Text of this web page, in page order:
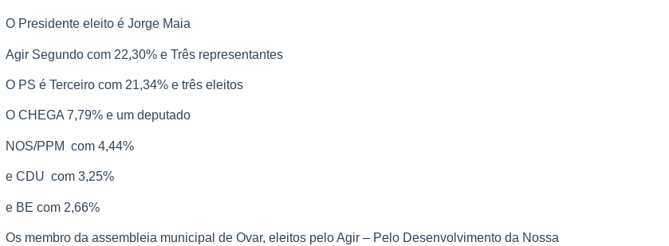
O Presidente eleito é Jorge Maia
Agir Segundo com 22,30% e Três representantes
O PS é Terceiro com 21,34% e três eleitos
O CHEGA 7,79% e um deputado
NOS/PPM com 4,44%
e CDU com 3,25%
e BE com 2,66%
Os membro da assembleia municipal de Ovar, eleitos pelo Agir – Pelo Desenvolvimento da Nossa